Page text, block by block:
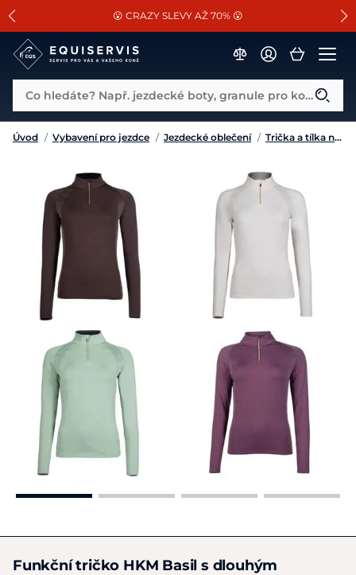
SLEVA 13% na vše od Cassini!
😮 CRAZY SLEVY AŽ 70% 😮
📐Pasování a doplňky k vybraným sedlům ZDARMA 🐴
Co hledáte? Např. jezdecké boty, granule pro koně...
Úvod / Vybavení pro jezdce / Jezdecké oblečení / Trička a tílka na volný čas
Funkční tričko HKM Basil s dlouhým